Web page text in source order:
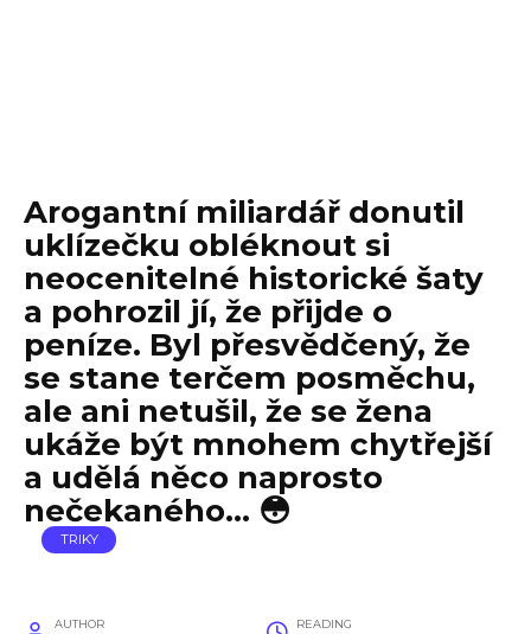
Arogantní miliardář donutil
uklízečku obléknout si
neocenitelné historické šaty
a pohrozil jí, že přijde o
peníze. Byl přesvědčený, že
se stane terčem posměchu,
ale ani netušil, že se žena
ukáže být mnohem chytřejší
a udělá něco naprosto
nečekaného… 😳
TRIKY
AUTHOR READING